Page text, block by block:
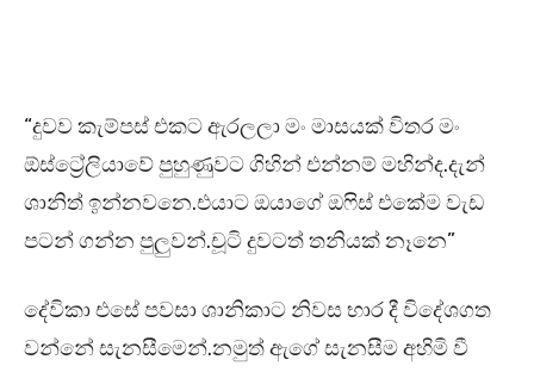
“දුවව කැම්පස් එකට ඇරලලා මං මාසයක් විතර මං
ඕස්ට්‍රේලියාවේ පුහුණුවට ගිහින් එන්නම් මහින්ද.දැන්
ශානිත් ඉන්නවනෙ.එයාට ඔයාගේ ඔෆිස් එකේම වැඩ
පටන් ගන්න පුලුවන්.චූටි දුවටත් තනියක් නෑනෙ”
දේවිකා එසේ පවසා ශානිකාට නිවස භාර දී විදේශගත
වන්නේ සැනසීමෙන්.නමුත් ඇගේ සැනසීම අහිමි වී